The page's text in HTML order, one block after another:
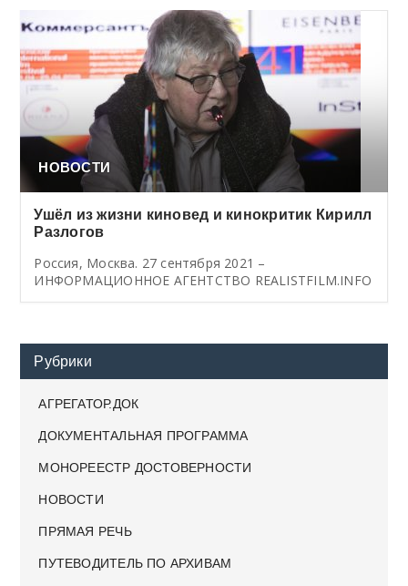
НОВОСТИ
Ушёл из жизни киновед и кинокритик Кирилл
Разлогов
Россия, Москва. 27 сентября 2021 –
ИНФОРМАЦИОННОЕ АГЕНТСТВО REALISTFILM.INFO
Рубрики
АГРЕГАТОР.ДОК
ДОКУМЕНТАЛЬНАЯ ПРОГРАММА
МОНОРЕЕСТР ДОСТОВЕРНОСТИ
НОВОСТИ
ПРЯМАЯ РЕЧЬ
ПУТЕВОДИТЕЛЬ ПО АРХИВАМ